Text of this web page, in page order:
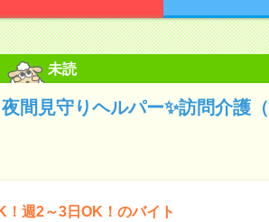
未読
間見守りヘルパー✨訪問介護
！週2～3日OK！のバイト